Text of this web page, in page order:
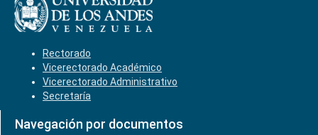
Rectorado
Vicerectorado Académico
Vicerectorado Administrativo
Secretaría
Navegación por documentos